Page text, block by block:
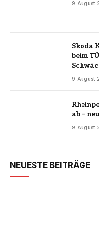
9 August
Skoda
beim
9 August
ab –
9 August
NEUESTE BEITRÄGE